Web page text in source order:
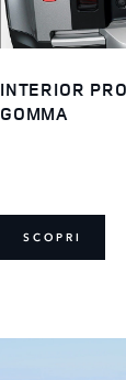
INTERIOR
GOMMA
SCOPRI